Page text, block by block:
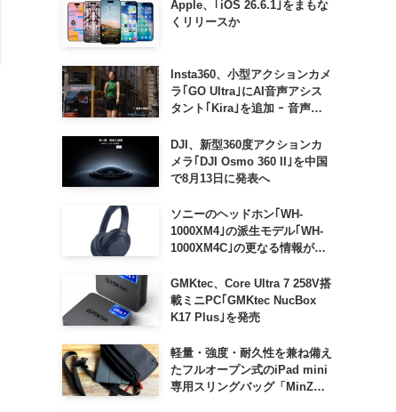
Apple、｢iOS 26.6.1｣をまもな
くリリースか
Insta360、小型アクションカメ
ラ｢GO Ultra｣にAI音声アシス
タント｢Kira｣を追加 ｰ 音声で
などが利用可能に
DJI、新型360度アクションカ
メラ｢DJI Osmo 360 II｣を中国
で8月13日に発表へ
ソニーのヘッドホン｢WH-
1000XM4｣の派生モデル｢WH-
1000XM4C｣の更なる情報が明
GMKtec、Core Ultra 7 258V搭
載ミニPC｢GMKtec NucBox
K17 Plus｣を発売
軽量・強度・耐久性を兼ね備え
たフルオープン式のiPad mini
専用スリングバッグ「MinZ